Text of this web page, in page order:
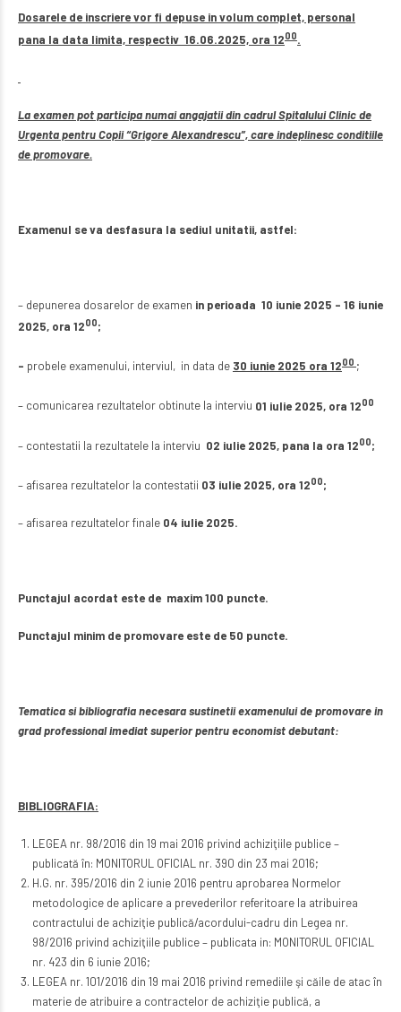
Dosarele de inscriere vor fi depuse in volum complet, personal
pana la data limita, respectiv 16.06.2025, ora 1200.
La examen pot participa numai angajatii din cadrul Spitalului Clinic de
Urgenta pentru Copii “Grigore Alexandrescu”, care indeplinesc conditiile
de promovare.
Examenul se va desfasura la sediul unitatii, astfel:
– depunerea dosarelor de examen in perioada 10 iunie 2025 – 16 iunie
2025, ora 1200;
– probele examenului, interviul, in data de 30 iunie 2025 ora 1200 ;
– comunicarea rezultatelor obtinute la interviu 01 iulie 2025, ora 1200
– contestatii la rezultatele la interviu 02 iulie 2025, pana la ora 1200;
– afisarea rezultatelor la contestatii 03 iulie 2025, ora 1200;
– afisarea rezultatelor finale 04 iulie 2025.
Punctajul acordat este de maxim 100 puncte.
Punctajul minim de promovare este de 50 puncte.
Tematica si bibliografia necesara sustinetii examenului de promovare in
grad professional imediat superior pentru economist debutant:
BIBLIOGRAFIA:
LEGEA nr. 98/2016 din 19 mai 2016 privind achiziţiile publice –
publicată în: MONITORUL OFICIAL nr. 390 din 23 mai 2016;
H.G. nr. 395/2016 din 2 iunie 2016 pentru aprobarea Normelor
metodologice de aplicare a prevederilor referitoare la atribuirea
contractului de achiziţie publică/acordului-cadru din Legea nr.
98/2016 privind achiziţiile publice – publicata in: MONITORUL OFICIAL
nr. 423 din 6 iunie 2016;
LEGEA nr. 101/2016 din 19 mai 2016 privind remediile şi căile de atac în
materie de atribuire a contractelor de achiziţie publică, a